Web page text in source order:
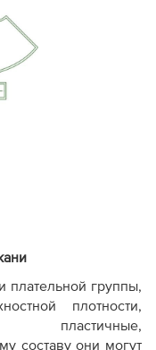
плательной группы,
плотности,
пластичные,
составу они могут